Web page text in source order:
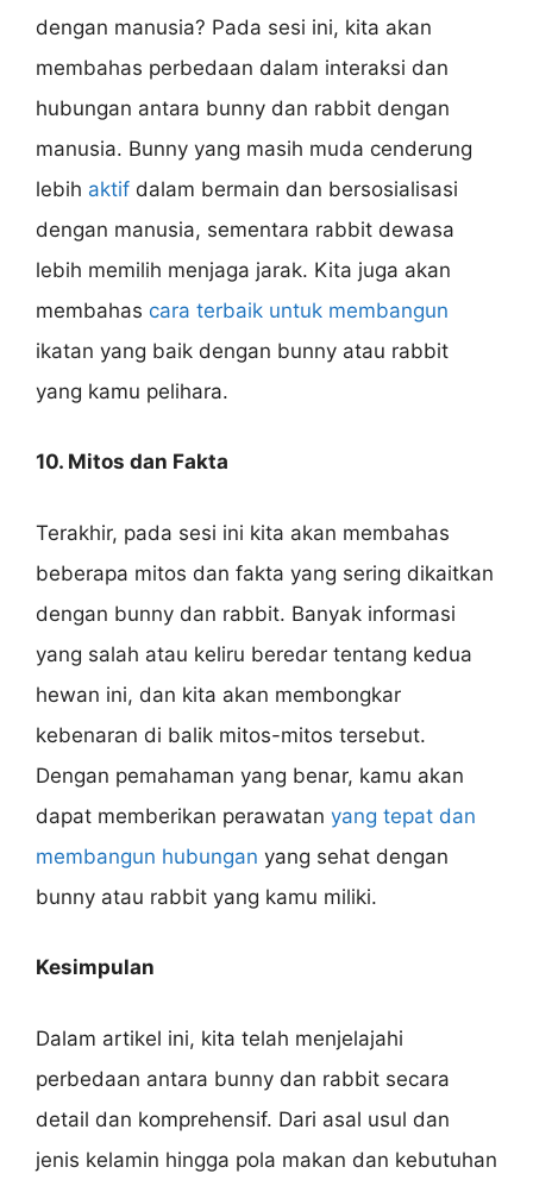
dengan manusia? Pada sesi ini, kita akan
membahas perbedaan dalam interaksi dan
hubungan antara bunny dan rabbit dengan
manusia. Bunny yang masih muda cenderung
lebih aktif dalam bermain dan bersosialisasi
dengan manusia, sementara rabbit dewasa
lebih memilih menjaga jarak. Kita juga akan
membahas cara terbaik untuk membangun
ikatan yang baik dengan bunny atau rabbit
yang kamu pelihara.
10. Mitos dan Fakta
Terakhir, pada sesi ini kita akan membahas
beberapa mitos dan fakta yang sering dikaitkan
dengan bunny dan rabbit. Banyak informasi
yang salah atau keliru beredar tentang kedua
hewan ini, dan kita akan membongkar
kebenaran di balik mitos-mitos tersebut.
Dengan pemahaman yang benar, kamu akan
dapat memberikan perawatan yang tepat dan
membangun hubungan yang sehat dengan
bunny atau rabbit yang kamu miliki.
Kesimpulan
Dalam artikel ini, kita telah menjelajahi
perbedaan antara bunny dan rabbit secara
detail dan komprehensif. Dari asal usul dan
jenis kelamin hingga pola makan dan kebutuhan